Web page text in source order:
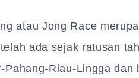
atau Jong Race
ada sejak ratusan
Riau-Lingga dan